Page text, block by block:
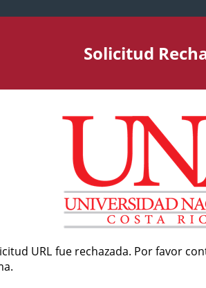
Solicitud
URL fue rechazada. Por favor